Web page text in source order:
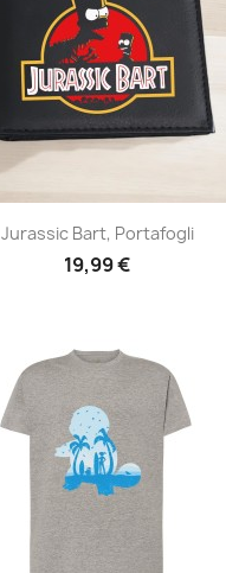
Jurassic Bart, Portafogli
19,99 €